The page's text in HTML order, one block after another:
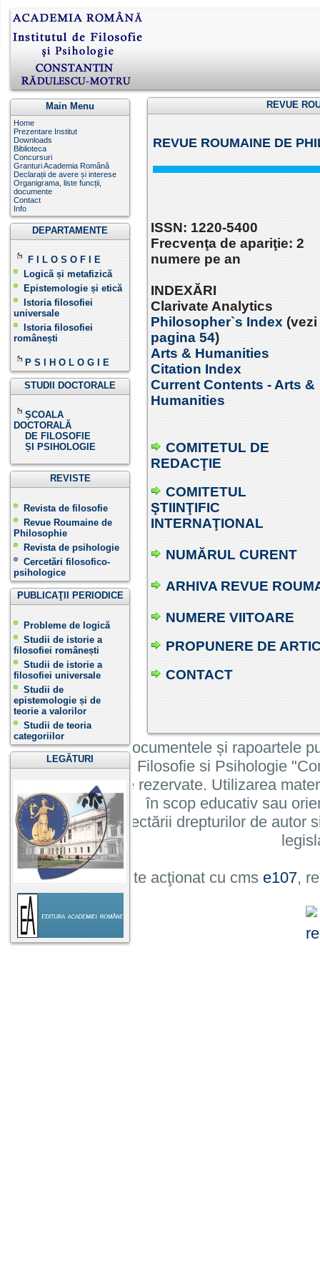
Main Menu
Home
Prezentare Institut
Downloads
Biblioteca
Concursuri
Granturi Academia Română
Declarații de avere și interese
Organigrama, liste funcții,
documente
Contact
Info
DEPARTAMENTE
F I L O S O F I E
Logică și metafizică
Epistemologie și etică
Istoria filosofiei
universale
Istoria filosofiei
românești
P S I H O L O G I E
STUDII DOCTORALE
ȘCOALA
DOCTORALĂ
DE FILOSOFIE
ȘI PSIHOLOGIE
REVISTE
Revista de filosofie
Revue Roumaine de
Philosophie
Revista de psihologie
Cercetări filosofico-
psihologice
PUBLICAŢII PERIODICE
Probleme de logică
Studii de istorie a
filosofiei românești
Studii de istorie a
filosofiei universale
Studii de
epistemologie și de
teorie a valorilor
Studii de teoria
categoriilor
LEGĂTURI
REVUE
REVUE ROUMAINE DE
ISSN: 1220-5400
Frecvenţa de apariţie: 2
numere pe an
INDEXĂRI
Clarivate Analytics
Philosopher`s Index (vezi
pagina 54)
Arts & Humanities
Citation Index
Current Contents - Arts &
Humanities
COMITETUL DE
REDACŢIE
COMITETUL
ŞTIINŢIFIC
INTERNAŢIONAL
NUMĂRUL CURENT
ARHIVA REVUE
NUMERE VIITOARE
PROPUNERE DE
CONTACT
Informatiile, documentele și rapoartele
Institutului de Filosofie si Psihologie
cu toate drepturile rezervate. Utilizarea
în scop educativ sau
cu condiția respectării drepturilor de autor
Site acţionat cu cms e107,